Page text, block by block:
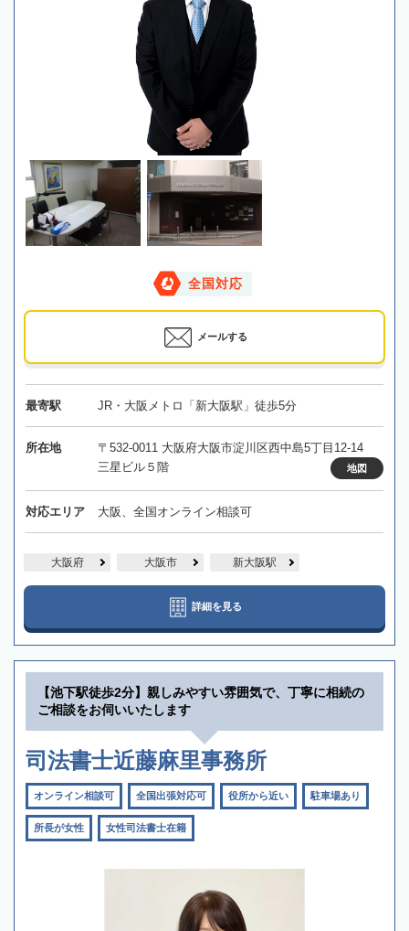
全国対応
メールする
最寄駅 JR・大阪メトロ「新大阪駅」徒歩5分
所在地
〒532-0011 大阪府大阪市淀川区西中島5丁目12-14
三星ビル５階
地図
対応エリア 大阪、全国オンライン相談可
大阪府 大阪市 新大阪駅
詳細を見る
【池下駅徒歩2分】親しみやすい雰囲気で、丁寧に相続の
ご相談をお伺いいたします
司法書士近藤麻里事務所
オンライン相談可 全国出張対応可 役所から近い 駐車場あり
所長が女性 女性司法書士在籍